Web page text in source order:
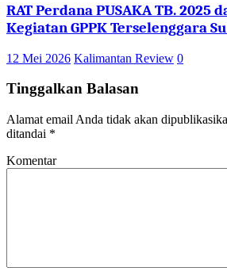
RAT Perdana PUSAKA TB. 2025
Kegiatan GPPK Terselenggara
12 Mei 2026 Kalimantan Review 0
Tinggalkan Balasan
Alamat email Anda tidak akan
ditandai *
Komentar